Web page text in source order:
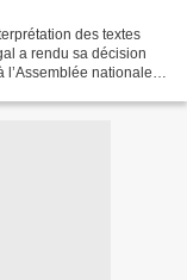
des textes
a rendu sa décision
l’Assemblée nationale.